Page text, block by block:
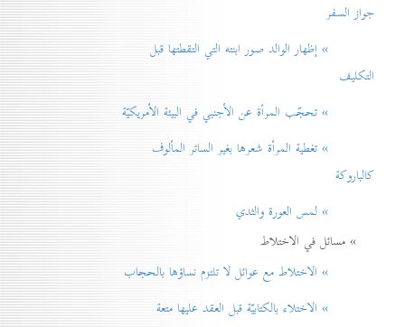
جواز السفر
» إظهار الوالد صور ابنته التي التقطتها قبل
التكليف
» تحجّب المرأة عن الأجنبي في البيئة الأمريكيّة
» تغطية المرأة شعرها بغير الساتر المألوف
كالباروكة
» لمس العورة والثدي
» مسائل في الاختلاط
» الاختلاط مع عوائل لا تلتزم نساؤها بالحجاب
» الاختلاء بالكتابيّة قبل العقد عليها متعة